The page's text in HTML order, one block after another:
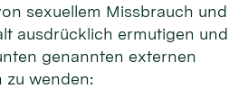
sexuellem Missbrauch und
ausdrücklich ermutigen und
genannten externen
zu wenden: